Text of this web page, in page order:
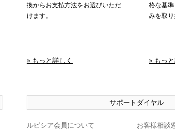
換からお支払方法をお選びいただ
けます。
» もっと詳しく
格な基
みを取り
» もっ
サポートダイヤル
ルピシア会員について お客様相談